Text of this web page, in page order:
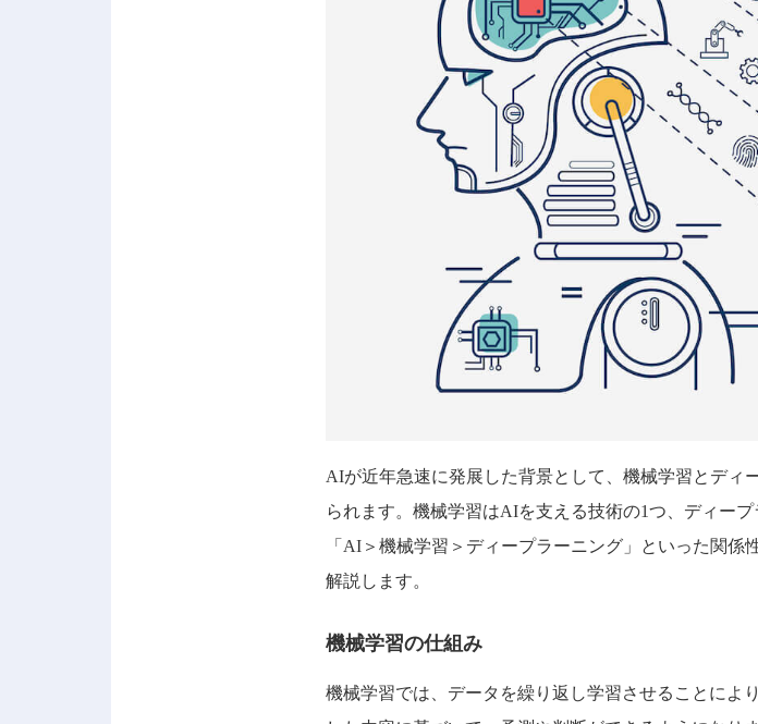
AIが近年急速に発展した背景として、機械学習とディ
られます。機械学習はAIを支える技術の1つ、ディー
「AI＞機械学習＞ディープラーニング」といった関
解説します。
機械学習の仕組み
機械学習では、データを繰り返し学習させることによ